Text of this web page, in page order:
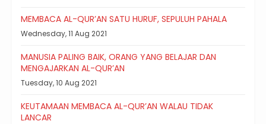
MEMBACA AL-QUR’AN SATU HURUF, SEPULUH PAHALA
Wednesday, 11 Aug 2021
MANUSIA PALING BAIK, ORANG YANG BELAJAR DAN
MENGAJARKAN AL-QUR’AN
Tuesday, 10 Aug 2021
KEUTAMAAN MEMBACA AL-QUR’AN WALAU TIDAK
LANCAR